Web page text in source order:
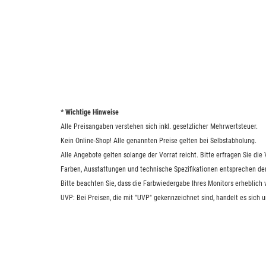
* Wichtige Hinweise
Alle Preisangaben verstehen sich inkl. gesetzlicher Mehrwertsteuer.
Kein Online-Shop! Alle genannten Preise gelten bei Selbstabholung.
Alle Angebote gelten solange der Vorrat reicht. Bitte erfragen Sie
Farben, Ausstattungen und technische Spezifikationen entsprechen
Bitte beachten Sie, dass die Farbwiedergabe Ihres Monitors
UVP: Bei Preisen, die mit "UVP" gekennzeichnet sind, handelt es